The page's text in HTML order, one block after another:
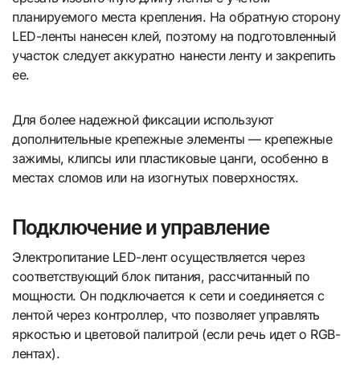
планируемого места крепления. На обратную сторону
LED-ленты нанесен клей, поэтому на подготовленный
участок следует аккуратно нанести ленту и закрепить
ее.
Для более надежной фиксации используют
дополнительные крепежные элементы — крепежные
зажимы, клипсы или пластиковые цанги, особенно в
местах сломов или на изогнутых поверхностях.
Подключение и управление
Электропитание LED-лент осуществляется через
соответствующий блок питания, рассчитанный по
мощности. Он подключается к сети и соединяется с
лентой через контроллер, что позволяет управлять
яркостью и цветовой палитрой (если речь идет о RGB-
лентах).